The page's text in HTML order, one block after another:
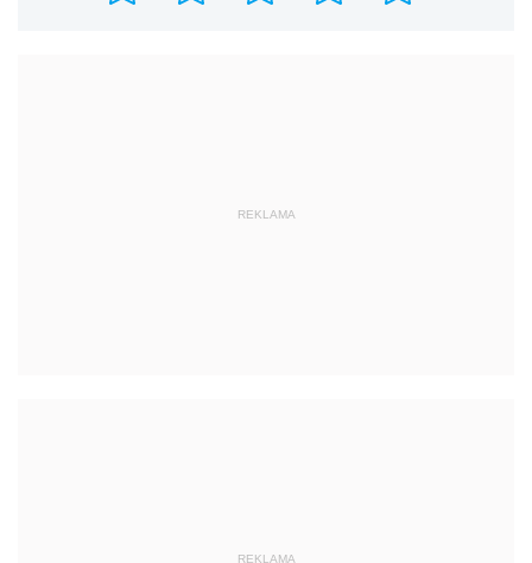
REKLAMA
REKLAMA